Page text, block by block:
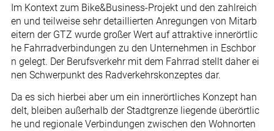
Im Kontext zum Bike&Business-Projekt und den zahlreich
en und teilweise sehr detaillierten Anregungen von Mitarb
eitern der GTZ wurde großer Wert auf attraktive innerörtlic
he Fahrradverbindungen zu den Unternehmen in Eschbor
n gelegt. Der Berufsverkehr mit dem Fahrrad stellt daher ei
nen Schwerpunkt des Radverkehrskonzeptes dar.
Da es sich hierbei aber um ein innerörtliches Konzept han
delt, bleiben außerhalb der Stadtgrenze liegende überörtlic
he und regionale Verbindungen zwischen den Wohnorten